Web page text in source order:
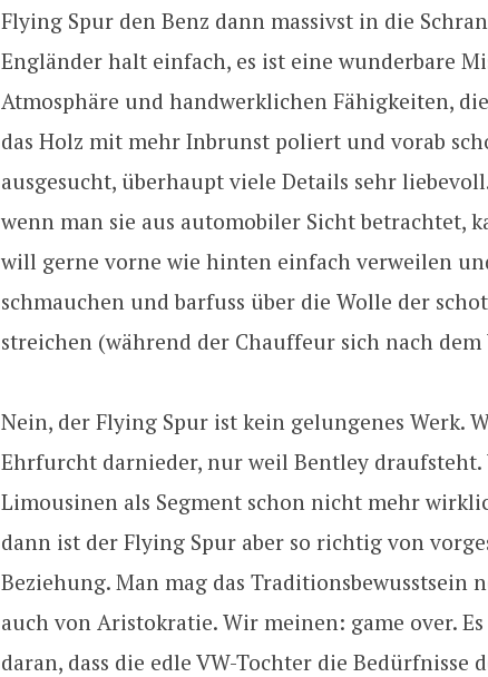
Flying Spur den Benz dann massivst in die
Engländer halt einfach, es ist eine wunderbare
Atmosphäre und handwerklichen Fähigkeiten,
das Holz mit mehr Inbrunst poliert und vorab
ausgesucht, überhaupt viele Details sehr
wenn man sie aus automobiler Sicht betrachtet,
will gerne vorne wie hinten einfach verweilen
schmauchen und barfuss über die Wolle der
streichen (während der Chauffeur sich nach
Nein, der Flying Spur ist kein gelungenes Werk.
Ehrfurcht darnieder, nur weil Bentley draufsteht.
Limousinen als Segment schon nicht mehr
dann ist der Flying Spur aber so richtig von
Beziehung. Man mag das Traditionsbewusstsein
auch von Aristokratie. Wir meinen: game over.
daran, dass die edle VW-Tochter die Bedürfnisse